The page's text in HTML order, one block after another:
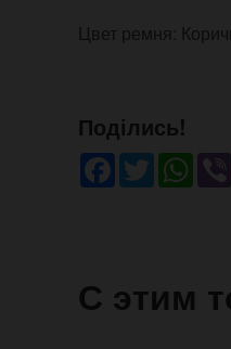
Цвет ремня:
Поділись!
Facebook
Twitter
С этим